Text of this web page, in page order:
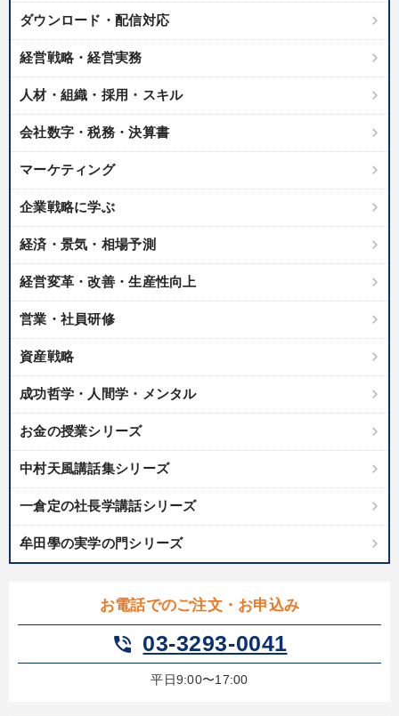
ダウンロード・配信対応
経営戦略・経営実務
人材・組織・採用・スキル
会社数字・税務・決算書
マーケティング
企業戦略に学ぶ
経済・景気・相場予測
経営変革・改善・生産性向上
営業・社員研修
資産戦略
成功哲学・人間学・メンタル
お金の授業シリーズ
中村天風講話集シリーズ
一倉定の社長学講話シリーズ
牟田學の実学の門シリーズ
お電話でのご注文・お申込み
phone_in_talk 03-3293-0041
平日9:00〜17:00